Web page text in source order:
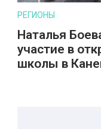
РЕГИОНЫ
Наталья
участие в
школы в